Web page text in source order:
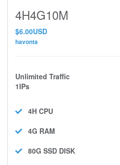
4H4G10M
$6.00USD
havonta
Unlimited Traffic
1IPs
4H CPU
4G RAM
80G SSD DISK